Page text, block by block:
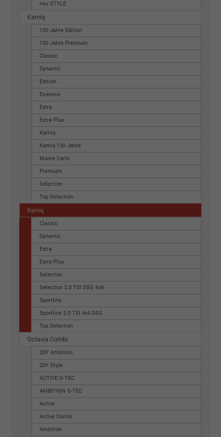
neu STYLE
Kamiq
130 Jahre Edition
130 Jahre Premium
Classic
Dynamic
Edition
Essence
Extra
Extra Plus
Kamiq
Kamiq 130 Jahre
Monte Carlo
Premium
Selection
Top Selection
Karoq
Classic
Dynamic
Extra
Extra Plus
Selection
Selection 2.0 TDI DSG 4x4
Sportline
Sportline 2.0 TSI 4x4 DSG
Top Selection
Octavia Combi
20Y Ambition
20Y Style
ACTIVE G-TEC
AMBITION G-TEC
Active
Active Combi
Ambition